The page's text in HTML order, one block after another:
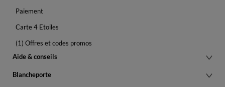
Paiement
Carte 4 Etoiles
(1) Offres et codes promos
Aide & conseils
Blancheporte